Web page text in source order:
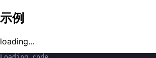
示例
loading...